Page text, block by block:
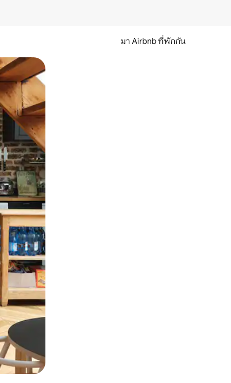
มา Airbnb ที่พักกัน